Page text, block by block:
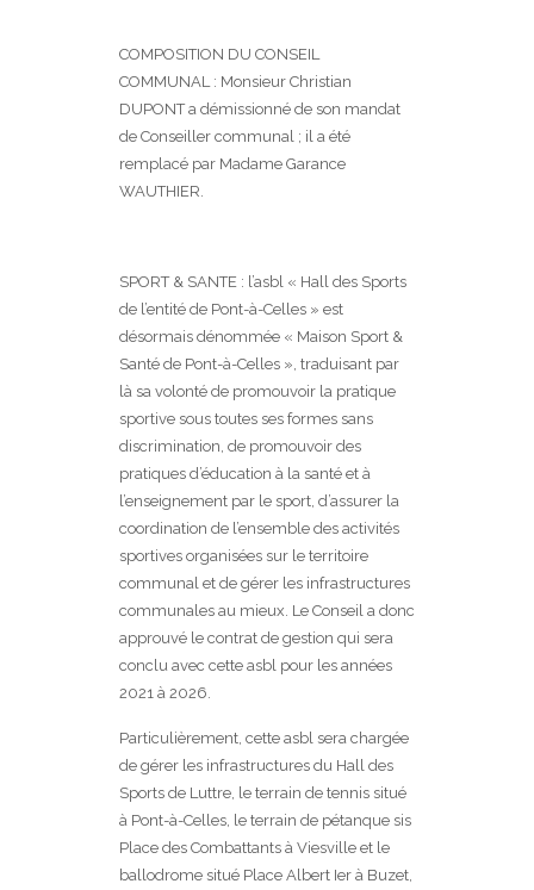
COMPOSITION DU CONSEIL
COMMUNAL : Monsieur Christian
DUPONT a démissionné de son mandat
de Conseiller communal ; il a été
remplacé par Madame Garance
WAUTHIER.
SPORT & SANTE : l’asbl « Hall des Sports
de l’entité de Pont-à-Celles » est
désormais dénommée « Maison Sport &
Santé de Pont-à-Celles », traduisant par
là sa volonté de promouvoir la pratique
sportive sous toutes ses formes sans
discrimination, de promouvoir des
pratiques d’éducation à la santé et à
l’enseignement par le sport, d’assurer la
coordination de l’ensemble des activités
sportives organisées sur le territoire
communal et de gérer les infrastructures
communales au mieux. Le Conseil a donc
approuvé le contrat de gestion qui sera
conclu avec cette asbl pour les années
2021 à 2026.
Particulièrement, cette asbl sera chargée
de gérer les infrastructures du Hall des
Sports de Luttre, le terrain de tennis situé
à Pont-à-Celles, le terrain de pétanque sis
Place des Combattants à Viesville et le
ballodrome situé Place Albert Ier à Buzet,